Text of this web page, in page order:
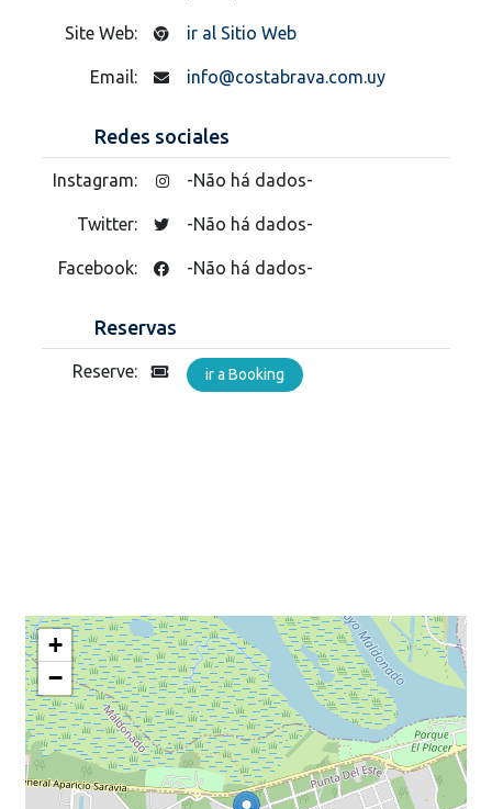
Site Web: ir al Sitio Web
Email: info@costabrava.com.uy
Redes sociales
Instagram: -Não há dados-
Twitter: -Não há dados-
Facebook: -Não há dados-
Reservas
Reserve: ir a Booking
+
−